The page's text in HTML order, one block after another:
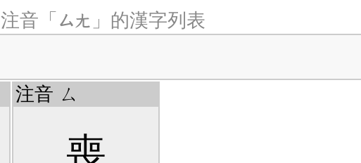
注音「 ㄙㄤ 」的漢字列表
注音 ㄙ
喪